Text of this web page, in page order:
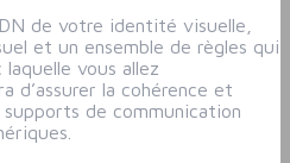
de votre identité visuelle,
et un ensemble de règles qui
vous allez
d’assurer la cohérence et
supports de communication